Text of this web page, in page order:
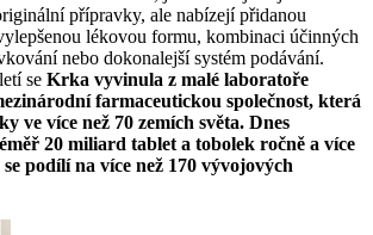
přípravky, ale nabízejí přidanou
lékovou formu, kombinaci účinných
nebo dokonalejší systém podávání.
se Krka vyvinula z malé laboratoře
farmaceutickou společnost, která
ve více než 70 zemích světa. Dnes
20 miliard tablet a tobolek ročně a více
podílí na více než 170 vývojových